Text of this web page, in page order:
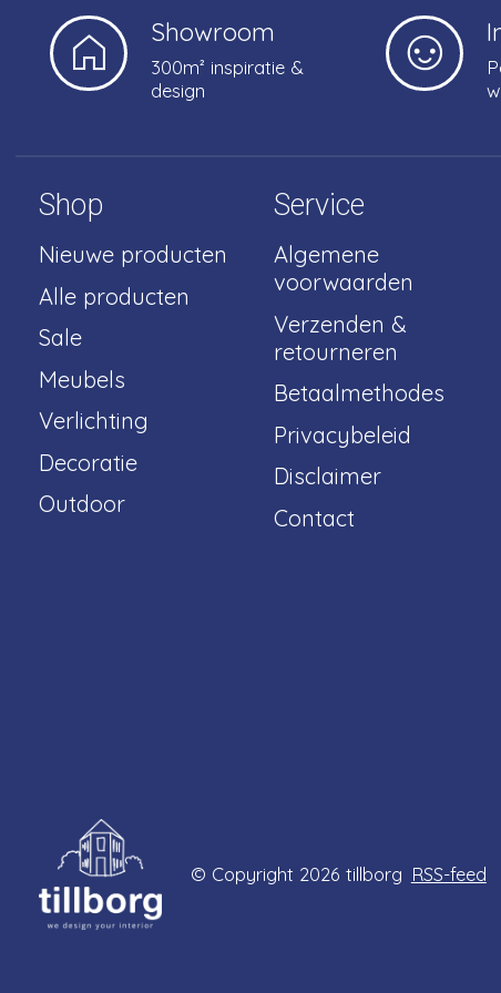
Showroom
300m² inspiratie &
design
Shop
Nieuwe producten
Alle producten
Sale
Meubels
Verlichting
Decoratie
Outdoor
Service
Algemene
voorwaarden
Verzenden &
retourneren
Betaalmethodes
Privacybeleid
Disclaimer
Contact
© Copyright 2026 tillborg RSS-feed